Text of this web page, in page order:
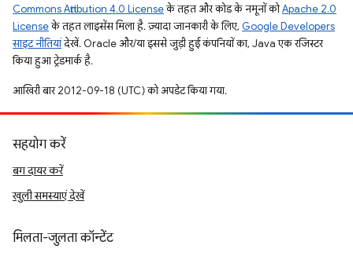
Commons Attribution 4.0 Licenseके तहत और कोड के नमूनों कोApache 2.0
Licenseके तहत लाइसेंस मिला है. ज़्यादा जानकारी के लिए, Google Developers
साइट नीतियांदेखें. Oracle और/या इससे जुड़ी हुई कंपनियों का, Java एक रजिस्टर
किया हुआ ट्रेडमार्क है.
आखिरी बार 2012-09-18 (UTC) को अपडेट किया गया.
सहयोग करें
बग दायर करें
खुली समस्याएं देखें
मिलता-जुलता कॉन्टेंट